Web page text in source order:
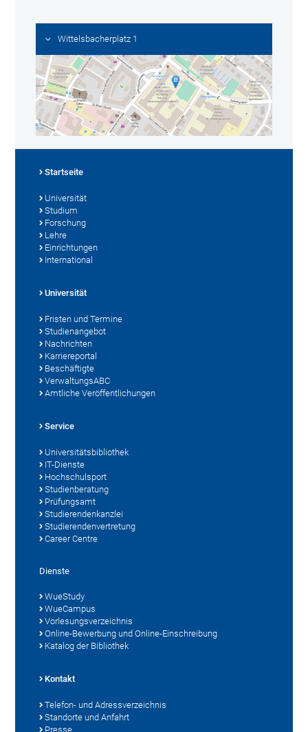
Wittelsbacherplatz 1
Startseite
Universität
Studium
Forschung
Lehre
Einrichtungen
International
Universität
Fristen und Termine
Studienangebot
Nachrichten
Karriereportal
Beschäftigte
VerwaltungsABC
Amtliche Veröffentlichungen
Service
Universitätsbibliothek
IT-Dienste
Hochschulsport
Studienberatung
Prüfungsamt
Studierendenkanzlei
Studierendenvertretung
Career Centre
Dienste
WueStudy
WueCampus
Vorlesungsverzeichnis
Online-Bewerbung und Online-Einschreibung
Katalog der Bibliothek
Kontakt
Telefon- und Adressverzeichnis
Standorte und Anfahrt
Presse